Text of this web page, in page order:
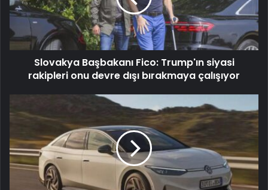
Slovakya Başbakanı Fico: Trump'ın siyasi
rakipleri onu devre dışı bırakmaya çalışıyor